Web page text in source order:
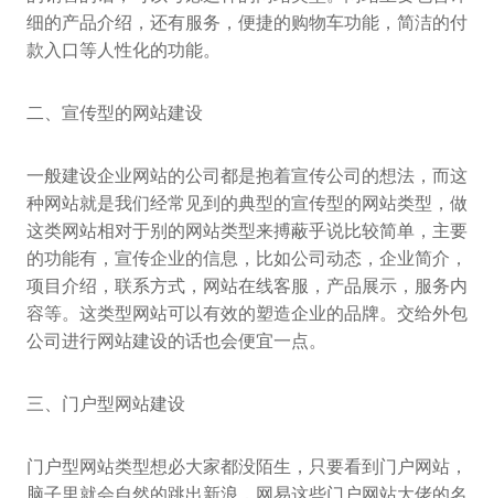
细的产品介绍，还有服务，便捷的购物车功能，简洁的付
款入口等人性化的功能。
二、宣传型的网站建设
一般建设企业网站的公司都是抱着宣传公司的想法，而这
种网站就是我们经常见到的典型的宣传型的网站类型，做
这类网站相对于别的网站类型来搏蔽乎说比较简单，主要
的功能有，宣传企业的信息，比如公司动态，企业简介，
项目介绍，联系方式，网站在线客服，产品展示，服务内
容等。这类型网站可以有效的塑造企业的品牌。交给外包
公司进行网站建设的话也会便宜一点。
三、门户型网站建设
门户型网站类型想必大家都没陌生，只要看到门户网站，
脑子里就会自然的跳出新浪，网易这些门户网站大佬的名